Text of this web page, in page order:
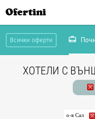
Ofertini
Всички оферти
ХОТЕЛИ С
о-в Сал